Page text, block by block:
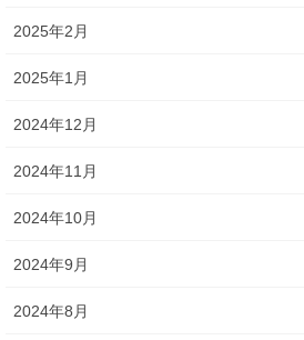
2025年2月
2025年1月
2024年12月
2024年11月
2024年10月
2024年9月
2024年8月